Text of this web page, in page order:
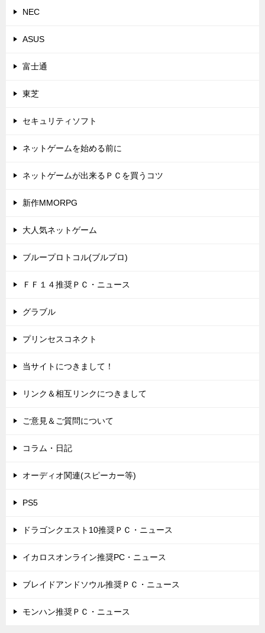
NEC
ASUS
富士通
東芝
セキュリティソフト
ネットゲームを始める前に
ネットゲームが出来るＰＣを買うコツ
新作MMORPG
大人気ネットゲーム
ブループロトコル(ブルプロ)
ＦＦ１４推奨ＰＣ・ニュース
グラブル
プリンセスコネクト
当サイトにつきまして！
リンク＆相互リンクにつきまして
ご意見＆ご質問について
コラム・日記
オーディオ関連(スピーカー等)
PS5
ドラゴンクエスト10推奨ＰＣ・ニュース
イカロスオンライン推奨PC・ニュース
ブレイドアンドソウル推奨ＰＣ・ニュース
モンハン推奨ＰＣ・ニュース